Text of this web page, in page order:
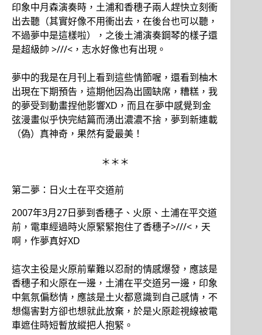
印象中月森演奏時，土浦和香穗子兩人趕快立刻衝
出去聽（其實好像不用衝出去，在後台也可以聽，
不過夢中是這樣啦），之後土浦演奏鋼琴的樣子還
是超級帥 >///<，志水好像也有出現。
夢中的我是在月刊上看到這些情節喔，還看到柚木
出現在下期預告，這期他因為出國缺席，糟糕，我
的夢受到動畫捏他影響XD，而且在夢中感覺到金
弦漫畫似乎快完結篇而湧出濃濃不捨，夢到新連載
（偽）真神奇，果然有愛最美！
＊＊＊
第二夢：日火土在平交道前
2007年3月27日夢到香穗子、火原、土浦在平交道
前，電車經過時火原緊緊抱住了香穗子>///<，天
啊，作夢真好XD
這次主役是火原前輩難以忍耐的情感爆發，應該是
香穗子和火原在一邊，土浦在平交道另一邊，印象
中氣氛偏愁情，應該是土火都意識到自己感情，不
想傷害對方卻也想就此放棄，於是火原趁視線被電
車遮住時短暫放縱把人抱緊。